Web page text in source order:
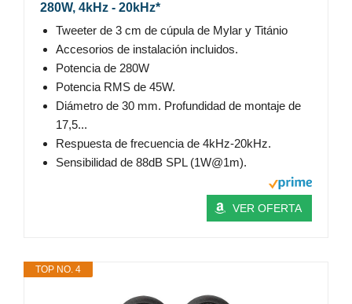
280W, 4kHz - 20kHz*
Tweeter de 3 cm de cúpula de Mylar y Titánio
Accesorios de instalación incluidos.
Potencia de 280W
Potencia RMS de 45W.
Diámetro de 30 mm. Profundidad de montaje de
17,5...
Respuesta de frecuencia de 4kHz-20kHz.
Sensibilidad de 88dB SPL (1W@1m).
VER OFERTA
TOP NO. 4